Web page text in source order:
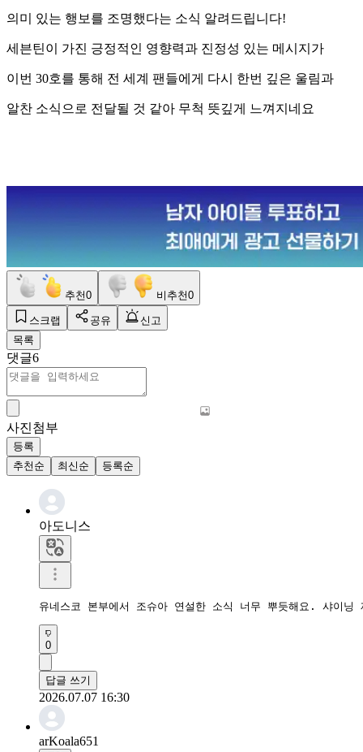
의미 있는 행보를 조명했다는 소식 알려드립니다!
세븐틴이 가진 긍정적인 영향력과 진정성 있는 메시지가
이번 30호를 통해 전 세계 팬들에게 다시 한번 깊은 울림과
알찬 소식으로 전달될 것 같아 무척 뜻깊게 느껴지네요
추천0 비추천0
스크랩 공유
신고
목록
댓글6
사진첨부
등록
추천순
최신순 등록순
아도니스
유네스코 본부에서 조슈아 연설한 소식 너무 뿌듯해요. 샤이
0
답글 쓰기
2026.07.07 16:30
arKoala651